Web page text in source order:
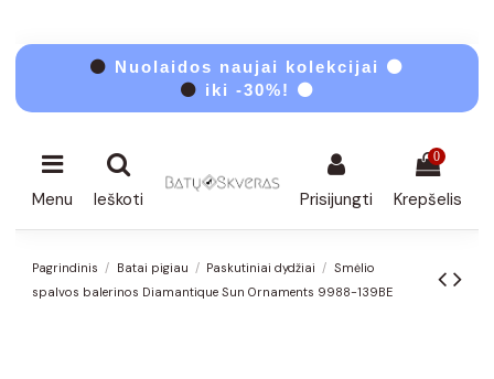
⚫ Nuolaidos naujai kolekcijai ⚫
⚫ iki -30%! ⚫
Menu Ieškoti Prisijungti
0
Krepšelis
Pagrindinis Batai pigiau Paskutiniai dydžiai
Smėlio
spalvos balerinos Diamantique Sun Ornaments 9988-139BE